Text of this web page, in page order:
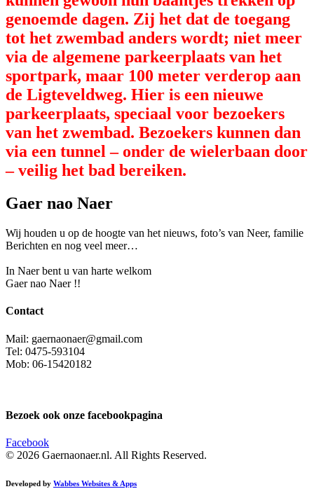
genoemde dagen. Zij het dat de toegang
tot het zwembad anders wordt; niet meer
via de algemene parkeerplaats van het
sportpark, maar 100 meter verderop aan
de Ligteveldweg. Hier is een nieuwe
parkeerplaats, speciaal voor bezoekers
van het zwembad. Bezoekers kunnen dan
via een tunnel – onder de wielerbaan door
– veilig het bad bereiken.
Gaer nao Naer
Wij houden u op de hoogte van het nieuws, foto’s van Neer, familie
Berichten en nog veel meer…
In Naer bent u van harte welkom
Gaer nao Naer !!
Contact
Mail: gaernaonaer@gmail.com
Tel: 0475-593104
Mob: 06-15420182
Bezoek ook onze facebookpagina
Facebook
© 2026 Gaernaonaer.nl. All Rights Reserved.
Developed by Wabbes Websites & Apps